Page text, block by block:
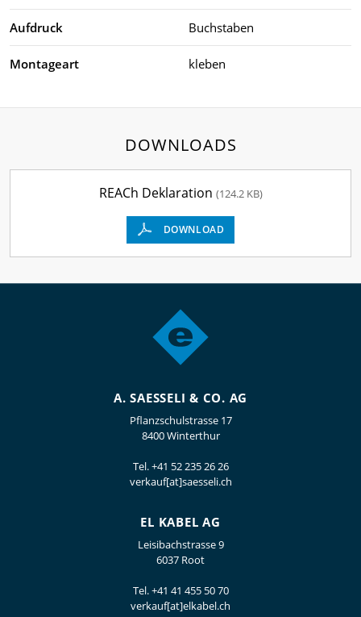
Aufdruck Buchstaben
Montageart kleben
DOWNLOADS
REACh Deklaration (124.2 KB)
DOWNLOAD
A. SAESSELI & CO. AG
Pflanzschulstrasse 17
8400 Winterthur
Tel.+41 52 235 26 26
verkauf[at]saesseli.ch
EL KABEL AG
Leisibachstrasse 9
6037 Root
Tel.+41 41 455 50 70
verkauf[at]elkabel.ch